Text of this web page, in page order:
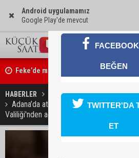
Android uygulamamız
Google Play'de mevcut
Feke’de motosiklet ağaca çarptı: 1 kişi
HABERLER GÜNDEM
Adana’da atlara şiddet uygulayan 3
Valiliği'nden açıklama
BEĞEN
TWITTER'DA
ET